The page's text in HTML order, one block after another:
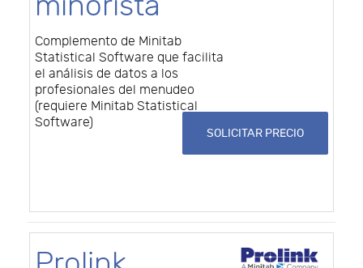
Complemento de Minitab
Statistical Software que facilita
el análisis de datos a los
profesionales del menudeo
(requiere Minitab Statistical
Software)
SOLICITAR PRECIO